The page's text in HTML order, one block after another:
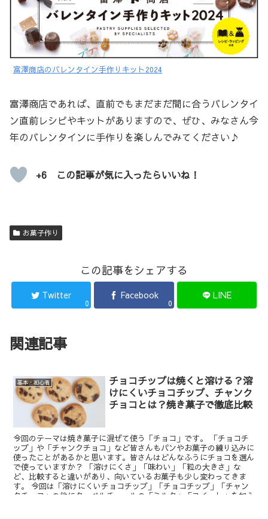
富澤商店のバレンタイン手作りキット2024
富澤商店であれば、直前でもまだまだ間に合うバレンタイ
ン直前レシピやキットがありますので、ぜひ、みなさん今
年のバレンタインに手作りを楽しんでみてください♪
+6 この記事が気に入ったらいいね！
お菓子作り
この記事をシェアする
Twitter
0
Facebook
0
LINE
関連記事
基本・初心者
チョコチップは焼くと溶ける？溶
けにくいチョコチップ、チャンク
チョコとは？焼き菓子で徹底比較
今回のテーマは焼き菓子に混ぜて使う「チョコ」です。 「チョコチ
ップ」や「チャンクチョコ」など皆さんもパンやお菓子の練り込みに
使ったことがあるかと思います。皆さんはどんなふうにチョコを選ん
で使っていますか？ 「溶けにくさ」「味わい」「粒の大きさ」な
ど、比較すると違いがあり、向いているお菓子も少し変わってきま
す。 今回は「溶けにくいチョコチップ」「チョコチップ」「チャン
クチョコ」の他にクーベルチュールの「ミルク」「スイート」を加え